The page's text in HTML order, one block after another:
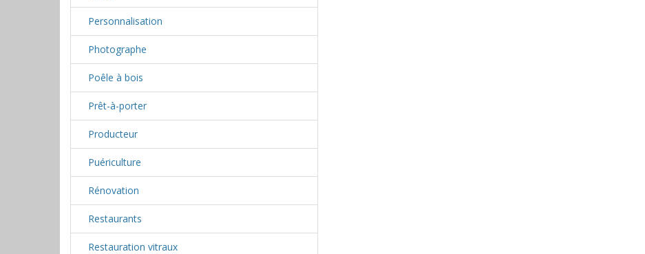
Personnalisation
Photographe
Poêle à bois
Prêt-à-porter
Producteur
Puériculture
Rénovation
Restaurants
Restauration vitraux